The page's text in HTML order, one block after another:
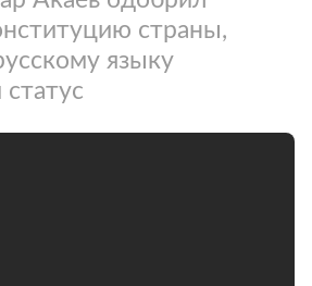
страны,
языку